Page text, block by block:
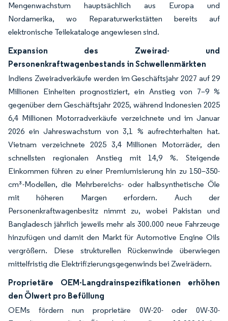
Mengenwachstum hauptsächlich aus Europa und
Nordamerika, wo Reparaturwerkstätten bereits auf
elektronische Teilekataloge angewiesen sind.
Expansion des Zweirad- und
Personenkraftwagenbestands in Schwellenmärkten
Indiens Zweiradverkäufe werden im Geschäftsjahr 2027 auf 29
Millionen Einheiten prognostiziert, ein Anstieg von 7–9 %
gegenüber dem Geschäftsjahr 2025, während Indonesien 2025
6,4 Millionen Motorradverkäufe verzeichnete und im Januar
2026 ein Jahreswachstum von 3,1 % aufrechterhalten hat.
Vietnam verzeichnete 2025 3,4 Millionen Motorräder, den
schnellsten regionalen Anstieg mit 14,9 %. Steigende
Einkommen führen zu einer Premiumisierung hin zu 150–350-
cm³-Modellen, die Mehrbereichs- oder halbsynthetische Öle
mit höheren Margen erfordern. Auch der
Personenkraftwagenbesitz nimmt zu, wobei Pakistan und
Bangladesch jährlich jeweils mehr als 300.000 neue Fahrzeuge
hinzufügen und damit den Markt für Automotive Engine Oils
vergrößern. Diese strukturellen Rückenwinde überwiegen
mittelfristig die Elektrifizierungsgegenwinds bei Zweirädern.
Proprietäre OEM-Langdrainspezifikationen erhöhen
den Ölwert pro Befüllung
OEMs fördern nun proprietäre 0W-20- oder 0W-30-